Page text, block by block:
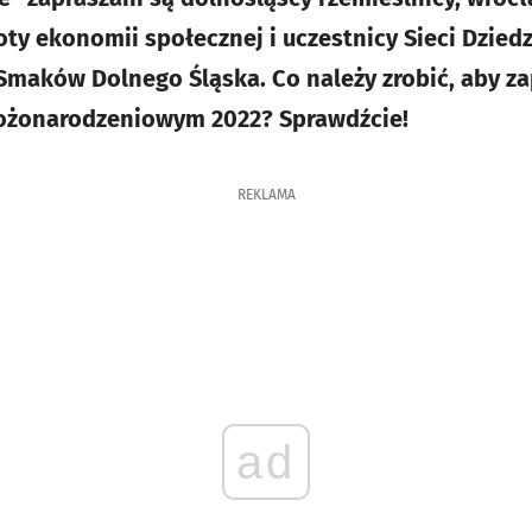
ekonomii społecznej i uczestnicy Sieci
Dolnego Śląska. Co należy zrobić, aby
2022? Sprawdźcie!
REKLAMA
ad